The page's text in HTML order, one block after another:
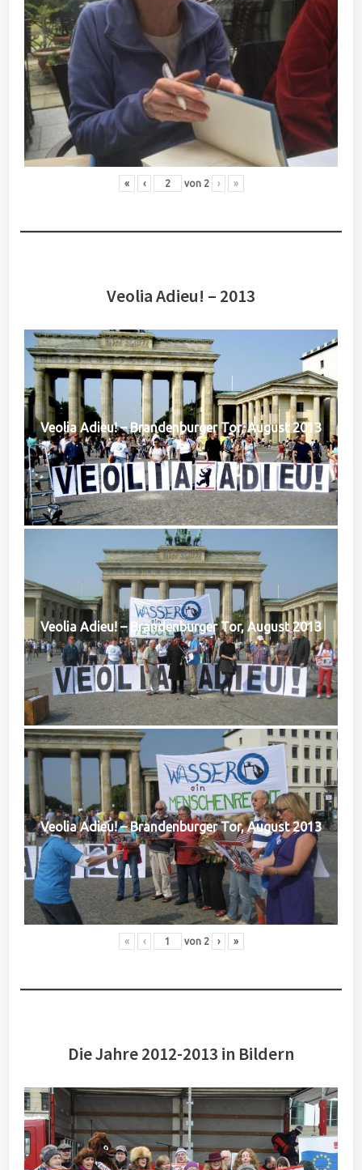
« ‹ von 2 › »
Veolia Adieu! – 2013
Veolia Adieu! – Brandenburger Tor, August 2013
Veolia Adieu! – Brandenburger Tor, August 2013
Veolia Adieu! – Brandenburger Tor, August 2013
« ‹ von 2 › »
Die Jahre 2012-2013 in Bildern